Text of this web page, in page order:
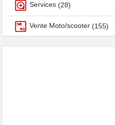
Services (28)
Vente Moto/scooter (155)